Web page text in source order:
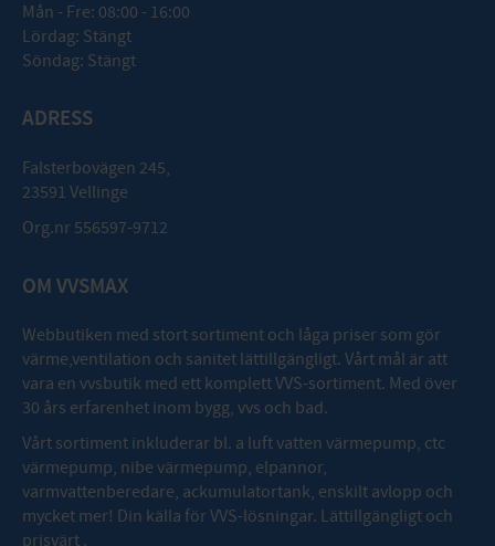
Mån - Fre: 08:00 - 16:00
Lördag: Stängt
Söndag: Stängt
ADRESS
Falsterbovägen 245,
23591 Vellinge
Org.nr 556597-9712
OM VVSMAX
Webbutiken med stort sortiment och låga priser som gör
värme,ventilation och sanitet lättillgängligt. Vårt mål är att
vara en vvsbutik med ett komplett VVS-sortiment. Med över
30 års erfarenhet inom bygg, vvs och bad.
Vårt sortiment inkluderar bl. a luft vatten värmepump, ctc
värmepump, nibe värmepump, elpannor,
varmvattenberedare, ackumulatortank, enskilt avlopp och
mycket mer! Din källa för VVS-lösningar. Lättillgängligt och
prisvärt .